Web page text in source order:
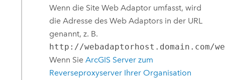
Wenn die Site Web Adaptor umfasst, wird
die Adresse des Web Adaptors in der URL
genannt, z. B.
http://webadaptorhost.domain.com/
Wenn SieArcGIS Server zum
Reverseproxyserver Ihrer Organisation